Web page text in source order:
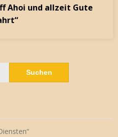
Ahoi und allzeit Gute